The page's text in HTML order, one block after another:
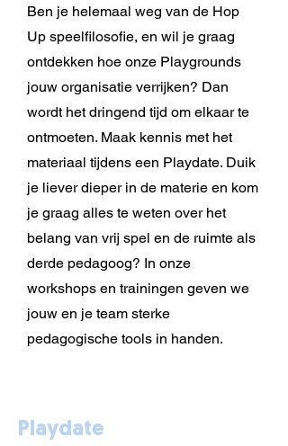
Ben je helemaal weg van de Hop
Up speelfilosofie, en wil je graag
ontdekken hoe onze Playgrounds
jouw organisatie verrijken? Dan
wordt het dringend tijd om elkaar te
ontmoeten. Maak kennis met het
materiaal tijdens een Playdate. Duik
je liever dieper in de materie en kom
je graag alles te weten over het
belang van vrij spel en de ruimte als
derde pedagoog? In onze
workshops en trainingen geven we
jouw en je team sterke
pedagogische tools in handen.
Playdate